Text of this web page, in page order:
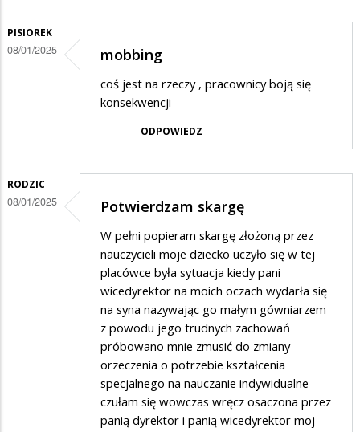
PISIOREK
08/01/2025 mobbing
coś jest na rzeczy , pracownicy boją się
konsekwencji
ODPOWIEDZ
RODZIC
08/01/2025 Potwierdzam skargę
W pełni popieram skargę złożoną przez
nauczycieli moje dziecko uczyło się w tej
placówce była sytuacja kiedy pani
wicedyrektor na moich oczach wydarła się
na syna nazywając go małym gówniarzem
z powodu jego trudnych zachowań
próbowano mnie zmusić do zmiany
orzeczenia o potrzebie kształcenia
specjalnego na nauczanie indywidualne
czułam się wowczas wręcz osaczona przez
panią dyrektor i panią wicedyrektor moj